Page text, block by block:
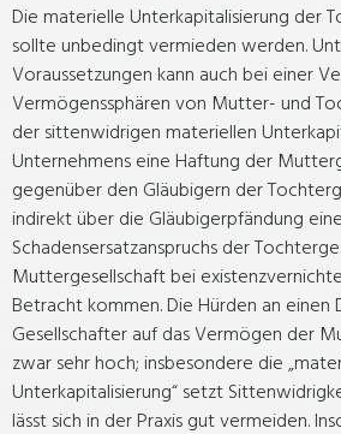
Die materielle Unterkapitalisierung der
sollte unbedingt vermieden werden.
Voraussetzungen kann auch bei einer
Vermögenssphären von Mutter- und
der sittenwidrigen materiellen
Unternehmens eine Haftung der
gegenüber den Gläubigern der
indirekt über die Gläubigerpfändung
Schadensersatzanspruchs der
Muttergesellschaft bei
Betracht kommen. Die Hürden an einen
Gesellschafter auf das Vermögen der
zwar sehr hoch; insbesondere die
Unterkapitalisierung“ setzt
lässt sich in der Praxis gut vermeiden.